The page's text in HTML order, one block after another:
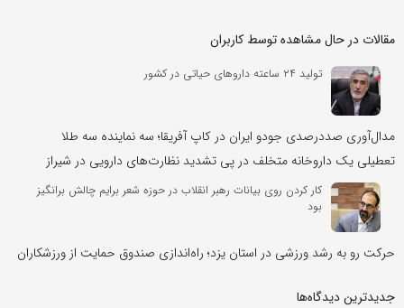
مقالات در حال مشاهده توسط کاربران
تولید ۲۴ ساعته داروهای حیاتی در کشور
مدال‌آوری صددرصدی جودو ایران در کاپ آفریقا؛ سه نماینده سه طلا
تعطیلی یک داروخانه متخلف در پی تشدید نظارت‌های دارویی در شیراز
کار کردن روی بیانات رهبر انقلاب در حوزه شعر برایم چالش برانگیز
بود
حرکت رو به رشد ورزشی در استان یزد؛ راه‌اندازی صندوق حمایت از ورزشکاران
جدیدترین دیدگاه‌‌ها